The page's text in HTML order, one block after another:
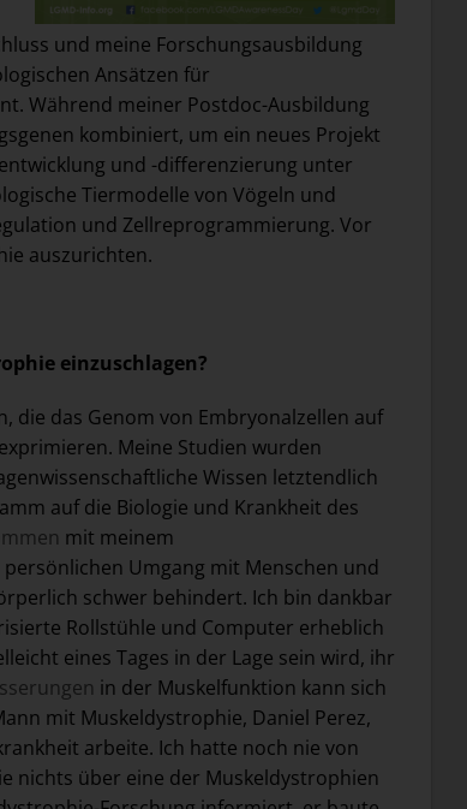
und meine Forschungsausbildung
Ansätzen für
Während meiner Postdoc-Ausbildung
kombiniert, um ein neues Projekt
und -differenzierung unter
Tiermodelle von Vögeln und
und Zellreprogrammierung. Vor
auszurichten.
einzuschlagen?
die das Genom von Embryonalzellen auf
Meine Studien wurden
Wissen letztendlich
auf die Biologie und Krankheit des
mit meinem
Umgang mit Menschen und
schwer behindert. Ich bin dankbar
Rollstühle und Computer erheblich
eines Tages in der Lage sein wird, ihr
in der Muskelfunktion kann sich
mit Muskeldystrophie, Daniel Perez,
arbeite. Ich hatte noch nie von
nichts über eine der Muskeldystrophien